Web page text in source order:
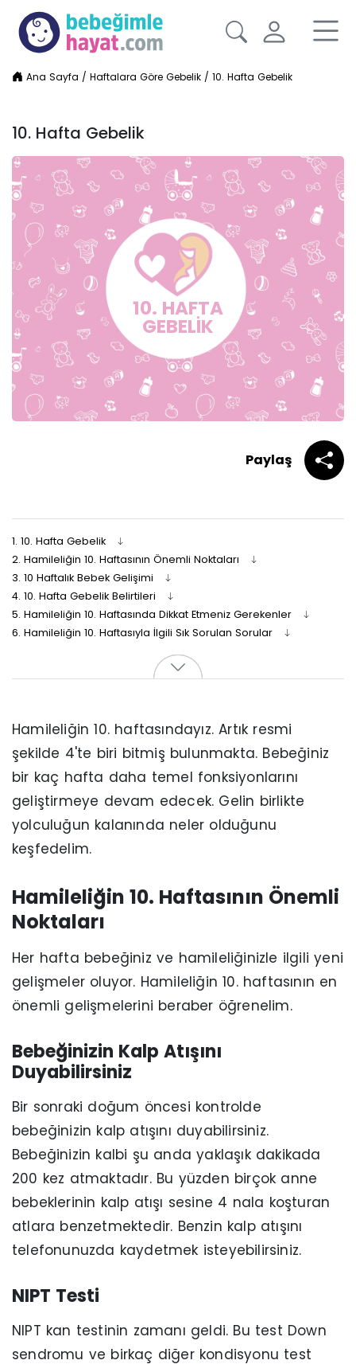
Ana Sayfa /Haftalara Göre Gebelik /10. Hafta Gebelik
10. Hafta Gebelik
10. HAFTA
GEBELİK
Paylaş
1. 10. Hafta Gebelik
2. Hamileliğin 10. Haftasının Önemli Noktaları
3. 10 Haftalık Bebek Gelişimi
4. 10. Hafta Gebelik Belirtileri
5. Hamileliğin 10. Haftasında Dikkat Etmeniz Gerekenler
6. Hamileliğin 10. Haftasıyla İlgili Sık Sorulan Sorular
Hamileliğin 10. haftasındayız. Artık resmi
şekilde 4'te biri bitmiş bulunmakta. Bebeğiniz
bir kaç hafta daha temel fonksiyonlarını
geliştirmeye devam edecek. Gelin birlikte
yolculuğun kalanında neler olduğunu
keşfedelim.
Hamileliğin 10. Haftasının Önemli
Noktaları
Her hafta bebeğiniz ve hamileliğinizle ilgili yeni
gelişmeler oluyor. Hamileliğin 10. haftasının en
önemli gelişmelerini beraber öğrenelim.
Bebeğinizin Kalp Atışını
Duyabilirsiniz
Bir sonraki doğum öncesi kontrolde
bebeğinizin kalp atışını duyabilirsiniz.
Bebeğinizin kalbi şu anda yaklaşık dakikada
200 kez atmaktadır. Bu yüzden birçok anne
bebeklerinin kalp atışı sesine 4 nala koşturan
atlara benzetmektedir. Benzin kalp atışını
telefonunuzda kaydetmek isteyebilirsiniz.
NIPT Testi
NIPT kan testinin zamanı geldi. Bu test Down
sendromu ve birkaç diğer kondisyonu test